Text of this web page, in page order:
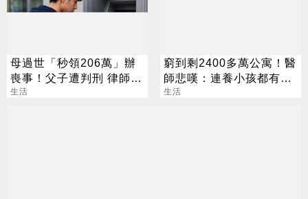
母過世「秒領206萬」辦
喪事！父子遭判刑 律師：
搶錢先下手是罪
生活
窮到剩2400多萬公寓！醫
師悲嘆：連養小孩都有點
硬
生活